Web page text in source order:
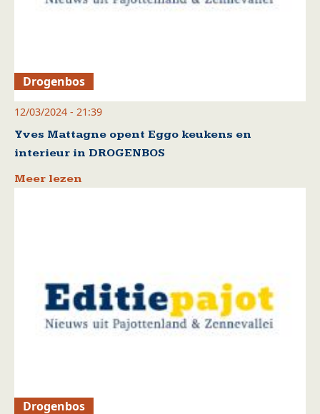
Drogenbos
12/03/2024 - 21:39
Yves Mattagne opent Eggo keukens en
interieur in DROGENBOS
Meer lezen
Drogenbos